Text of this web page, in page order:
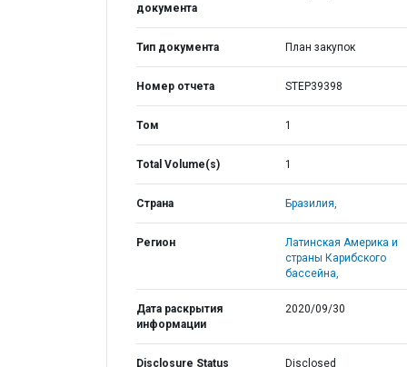
документа
Тип документа План закупок
Номер отчета STEP39398
Том 1
Total Volume(s) 1
Страна Бразилия,
Регион
Латинская Америка и
страны Карибского
бассейна,
Дата раскрытия
информации
2020/09/30
Disclosure Status Disclosed